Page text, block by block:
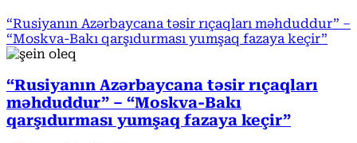
“Rusiyanın Azərbaycana təsir rıçaqları məhduddur” –
“Moskva-Bakı qarşıdurması yumşaq fazaya keçir”
“Rusiyanın Azərbaycana təsir rıçaqları
məhduddur” – “Moskva-Bakı
qarşıdurması yumşaq fazaya keçir”